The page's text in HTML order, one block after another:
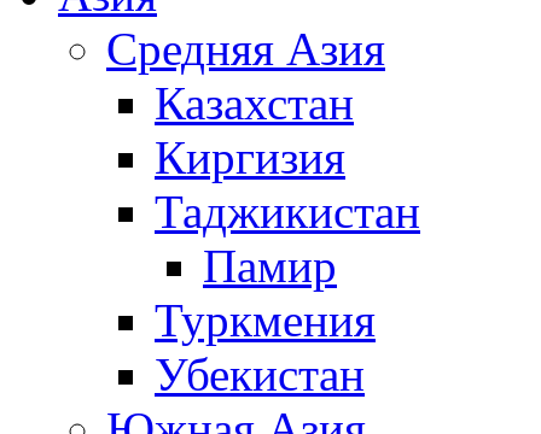
Средняя Азия
Казахстан
Киргизия
Таджикистан
Памир
Туркмения
Убекистан